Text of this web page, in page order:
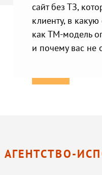
сайт без ТЗ,
клиенту, в
как ТМ-модель
и почему вас не
АГЕНТСТВО-